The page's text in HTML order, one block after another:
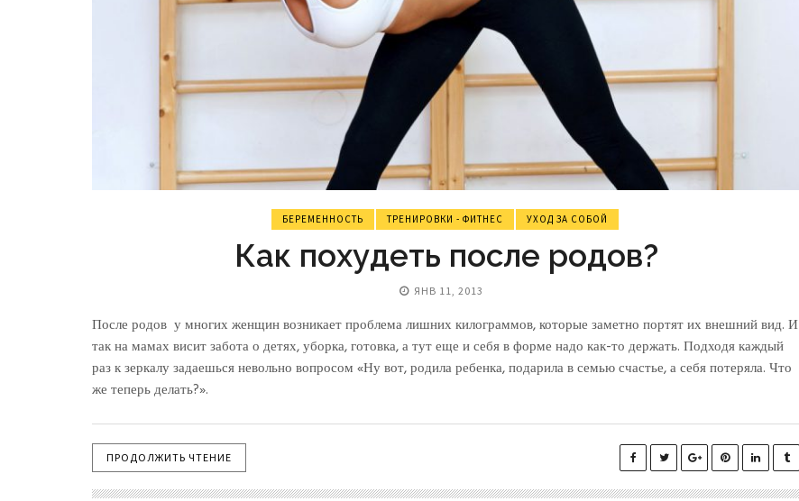
БЕРЕМЕННОСТЬ ТРЕНИРОВКИ - ФИТНЕС УХОД ЗА СОБОЙ
Как похудеть после родов?
ЯНВ 11, 2013
После родов у многих женщин возникает проблема лишних килограммов, которые заметно портят их внешний вид. И
так на мамах висит забота о детях, уборка, готовка, а тут еще и себя в форме надо как-то держать. Подходя каждый
раз к зеркалу задаешься невольно вопросом «Ну вот, родила ребенка, подарила в семью счастье, а себя потеряла. Что
же теперь делать?».
ПРОДОЛЖИТЬ ЧТЕНИЕ